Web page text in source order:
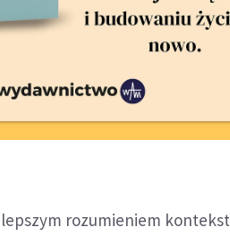
lepszym rozumieniem